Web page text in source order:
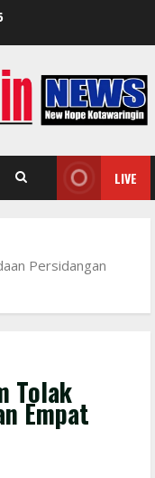
LIVE
Persidangan
Tolak
Empat